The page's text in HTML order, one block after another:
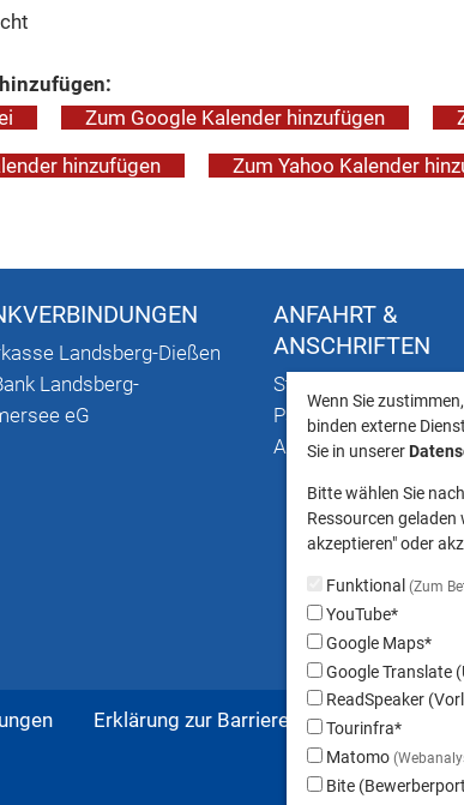
Zum Google Kalender hinzufügen
hinzufügen
Zum Yahoo Kalender
Landsberg-Dießen
Landsberg-
eG
ANFAHRT &
ANSCHRIFTEN
Stadtplan mit
Parkmöglichkeiten
Anschriften
Erklärung zur Barrierefreiheit
Wenn Sie
binden externe
Sie in unserer
Bitte wählen Sie
Ressourcen
akzeptieren" oder
Funktional (Zum
YouTube*
Google Maps*
Google Translate
ReadSpeaker
Tourinfra*
Matomo
Bite